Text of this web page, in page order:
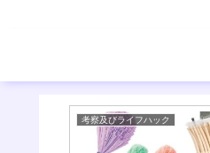
考察及びライフハック